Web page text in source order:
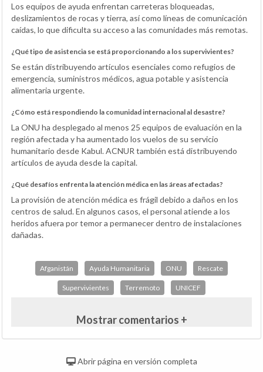
Los equipos de ayuda enfrentan carreteras bloqueadas,
deslizamientos de rocas y tierra, así como líneas de comunicación
caídas, lo que dificulta su acceso a las comunidades más remotas.
¿Qué tipo de asistencia se está proporcionando a los supervivientes?
Se están distribuyendo artículos esenciales como refugios de
emergencia, suministros médicos, agua potable y asistencia
alimentaria urgente.
¿Cómo está respondiendo la comunidad internacional al desastre?
La ONU ha desplegado al menos 25 equipos de evaluación en la
región afectada y ha aumentado los vuelos de su servicio
humanitario desde Kabul. ACNUR también está distribuyendo
artículos de ayuda desde la capital.
¿Qué desafíos enfrenta la atención médica en las áreas afectadas?
La provisión de atención médica es frágil debido a daños en los
centros de salud. En algunos casos, el personal atiende a los
heridos afuera por temor a permanecer dentro de instalaciones
dañadas.
Afganistán Ayuda Humanitaria ONU Rescate
Supervivientes Terremoto UNICEF
Mostrar comentarios +
Abrir página en versión completa